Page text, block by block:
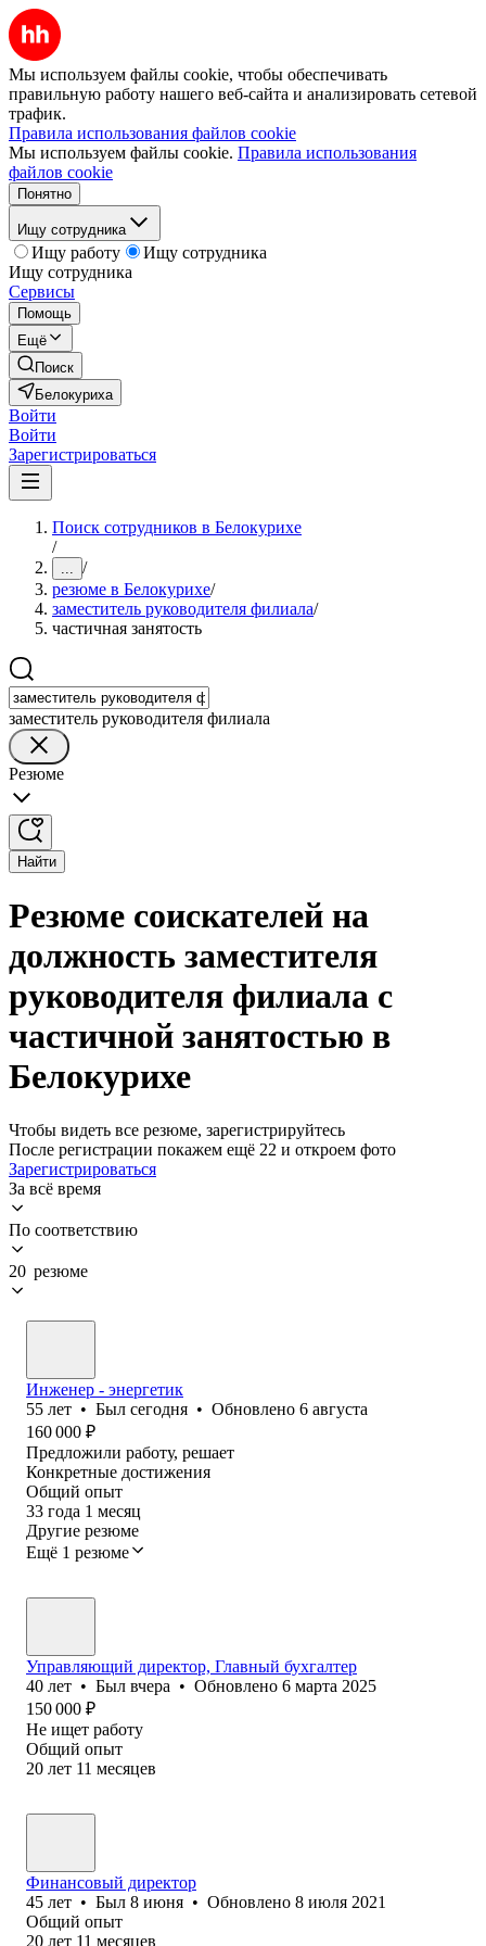
Мы используем файлы cookie, чтобы обеспечивать
правильную работу нашего веб-сайта и анализировать сетевой
трафик.
Правила использования файлов cookie
Мы используем файлы cookie. Правила использования
файлов cookie
Понятно
Ищу сотрудника
Ищу работу
Ищу сотрудника
Ищу сотрудника
Сервисы
Помощь
Ещё
Поиск
Белокуриха
Войти
Войти
Зарегистрироваться
Поиск сотрудников в Белокурихе
/
... /
резюме в Белокурихе/
заместитель руководителя филиала/
частичная занятость
заместитель руководителя филиала
Резюме
Найти
Резюме соискателей на
должность заместителя
руководителя филиала с
частичной занятостью в
Белокурихе
Чтобы видеть все резюме, зарегистрируйтесь
После регистрации покажем ещё 22 и откроем фото
Зарегистрироваться
За всё время
По соответствию
20 резюме
Инженер - энергетик
55 лет • Был сегодня • Обновлено 6 августа
160 000 ₽
Предложили работу, решает
Конкретные достижения
Общий опыт
33 года 1 месяц
Другие резюме
Ещё 1 резюме
Управляющий директор, Главный бухгалтер
40 лет • Был вчера • Обновлено 6 марта 2025
150 000 ₽
Не ищет работу
Общий опыт
20 лет 11 месяцев
Финансовый директор
45 лет • Был 8 июня • Обновлено 8 июля 2021
Общий опыт
20 лет 11 месяцев